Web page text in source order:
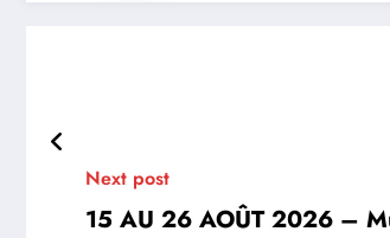
Next post
15 AU 26 AOÛT 2026 –